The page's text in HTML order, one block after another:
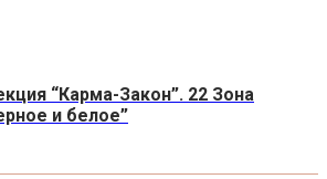
“Карма-Закон”. 22 Зона
и белое”